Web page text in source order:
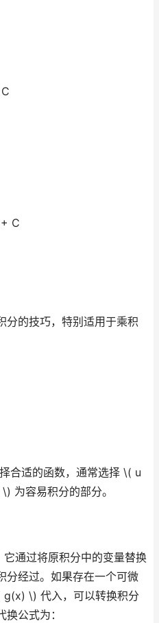
C
分的技巧，特别适用于乘积
合适的函数，通常选择 \( u
为容易积分的部分。
它通过将原积分中的变量替换
分经过。如果存在一个可微
\) 代入，可以转换积分
公式为：